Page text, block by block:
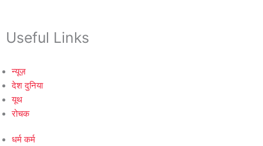
Useful Links
न्यूज़
देश दुनिया
यूथ
रोचक
धर्म कर्म